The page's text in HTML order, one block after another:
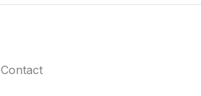
Contact